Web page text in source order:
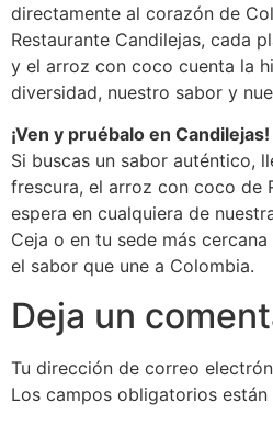
directamente al corazón de
Restaurante Candilejas, cada
y el arroz con coco cuenta la
diversidad, nuestro sabor y
¡Ven y pruébalo en Candilejas!
Si buscas un sabor auténtico,
frescura, el arroz con coco de
espera en cualquiera de
Ceja o en tu sede más
el sabor que une a Colombia.
Deja un
Tu dirección de correo
Los campos obligatorios